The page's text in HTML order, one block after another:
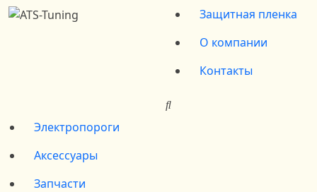
Защитная пленка
О компании
Контакты
Электропороги
Аксессуары
Запчасти